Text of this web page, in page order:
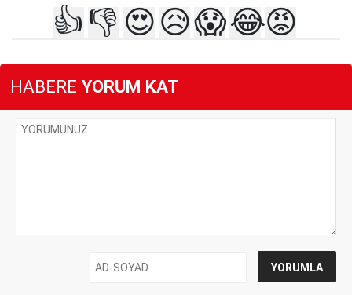
👍 👎 😍😥😱😂😡
HABERE YORUM KAT